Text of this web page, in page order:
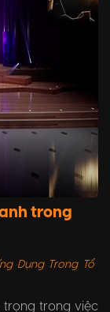
Dụng Trong Tổ
trọng trong việc